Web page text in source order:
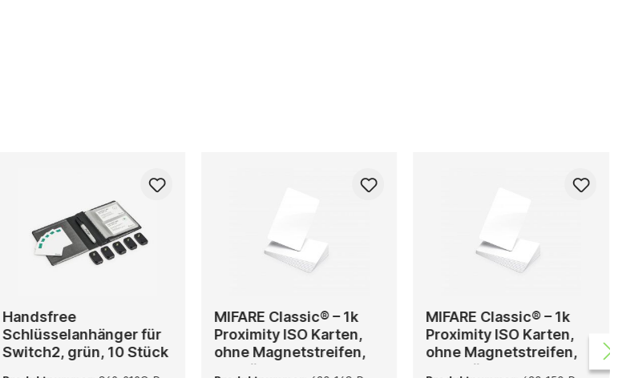
Handsfree
Schlüsselanhänger für
Switch2, grün, 10 Stück
MIFARE Classic® – 1k
Proximity ISO Karten,
ohne Magnetstreifen,
10 Stück
MIFARE Classic® – 1k
Proximity ISO Karten,
ohne Magnetstreifen,
500 Stück